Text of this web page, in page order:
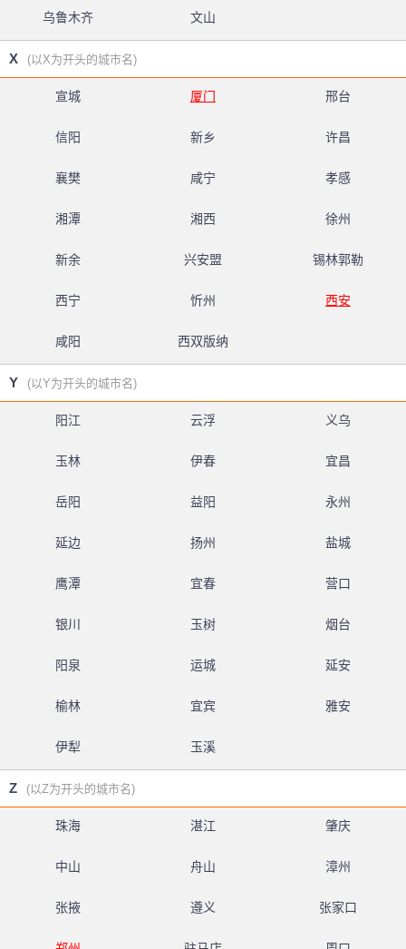
乌鲁木齐 文山
X (以X为开头的城市名)
宣城 厦门 邢台
信阳 新乡 许昌
襄樊 咸宁 孝感
湘潭 湘西 徐州
新余 兴安盟 锡林郭勒
西宁 忻州 西安
咸阳 西双版纳
Y (以Y为开头的城市名)
阳江 云浮 义乌
玉林 伊春 宜昌
岳阳 益阳 永州
延边 扬州 盐城
鹰潭 宜春 营口
银川 玉树 烟台
阳泉 运城 延安
榆林 宜宾 雅安
伊犁 玉溪
Z (以Z为开头的城市名)
珠海 湛江 肇庆
中山 舟山 漳州
张掖 遵义 张家口